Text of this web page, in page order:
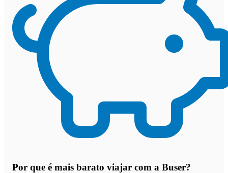
Por que é mais barato viajar com a Buser?